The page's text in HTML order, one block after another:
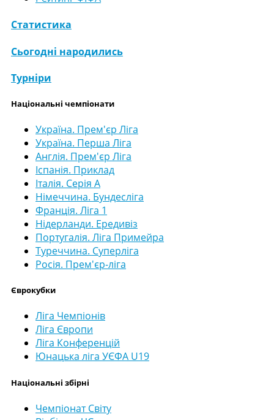
Статистика
Сьогодні народились
Турніри
Національні чемпіонати
Україна. Прем'єр Ліга
Україна. Перша Ліга
Англія. Прем'єр Ліга
Іспанія. Приклад
Італія. Серія А
Німеччина. Бундесліга
Франція. Ліга 1
Нідерланди. Ередивіз
Португалія. Ліга Примейра
Туреччина. Суперліга
Росія. Прем'єр-ліга
Єврокубки
Ліга Чемпіонів
Ліга Європи
Ліга Конференцій
Юнацька ліга УЄФА U19
Національні збірні
Чемпіонат Світу